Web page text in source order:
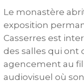
Le monastère
exposition
Casserres est
des salles qui ont
agencement au fil
audiovisuel où